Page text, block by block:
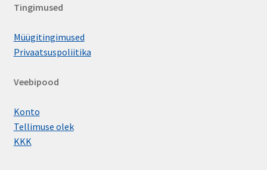
Tingimused
Müügitingimused
Privaatsuspoliitika
Veebipood
Konto
Tellimuse olek
KKK